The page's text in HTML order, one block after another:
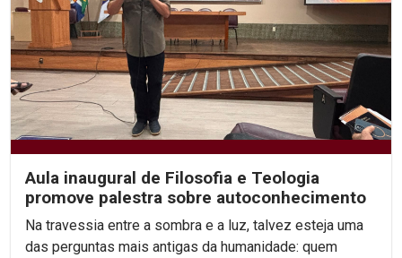
Aula inaugural de Filosofia e Teologia
promove palestra sobre autoconhecimento
Na travessia entre a sombra e a luz, talvez esteja uma
das perguntas mais antigas da humanidade: quem